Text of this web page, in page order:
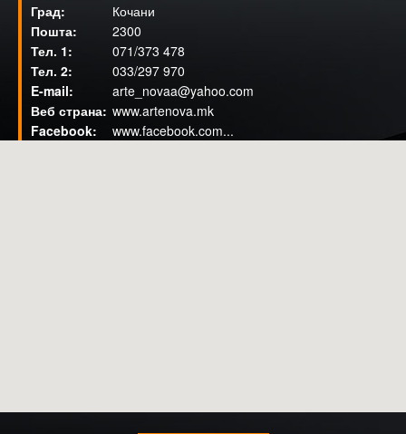
Кочани
2300
071/373 478
033/297 970
arte_novaa@yahoo.com
www.artenova.mk
www.facebook.com...